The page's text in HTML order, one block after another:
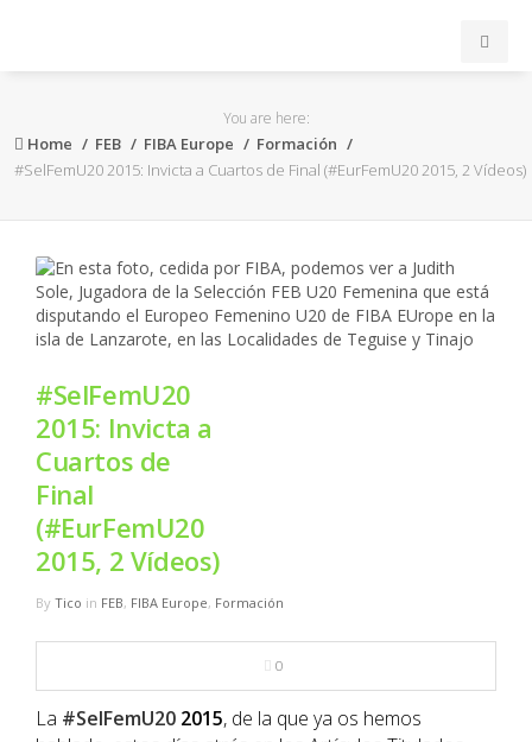
ACB
EuroLeague
FEB
OTROS
NBA
MULTIMEDIA
You are here:
Home FEB FIBA Europe
Formación
#SelFemU20 2015: Invicta a Cuartos de Final (#EurFemU20 2015, 2 Vídeos)
#SelFemU20
2015: Invicta a
Cuartos de
Final
(#EurFemU20
2015, 2 Vídeos)
By Tico in FEB, FIBA Europe, Formación
0
La #SelFemU20 2015, de la que ya os hemos